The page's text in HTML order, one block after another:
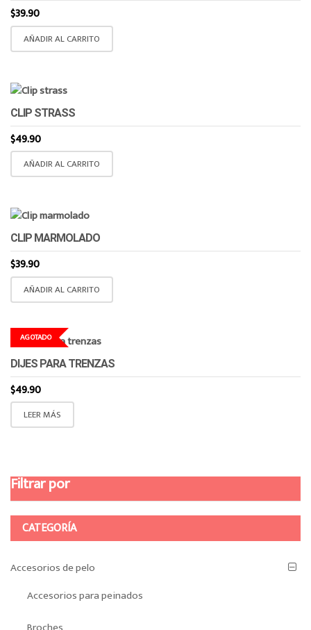
$39.90
AÑADIR AL CARRITO
CLIP STRASS
$49.90
AÑADIR AL CARRITO
CLIP MARMOLADO
$39.90
AÑADIR AL CARRITO
AGOTADO
DIJES PARA TRENZAS
$49.90
LEER MÁS
Filtrar por
CATEGORÍA
Accesorios de pelo
Accesorios para peinados